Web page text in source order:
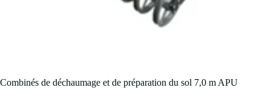
Combinés de déchaumage et de préparation du sol 7,0 m APU